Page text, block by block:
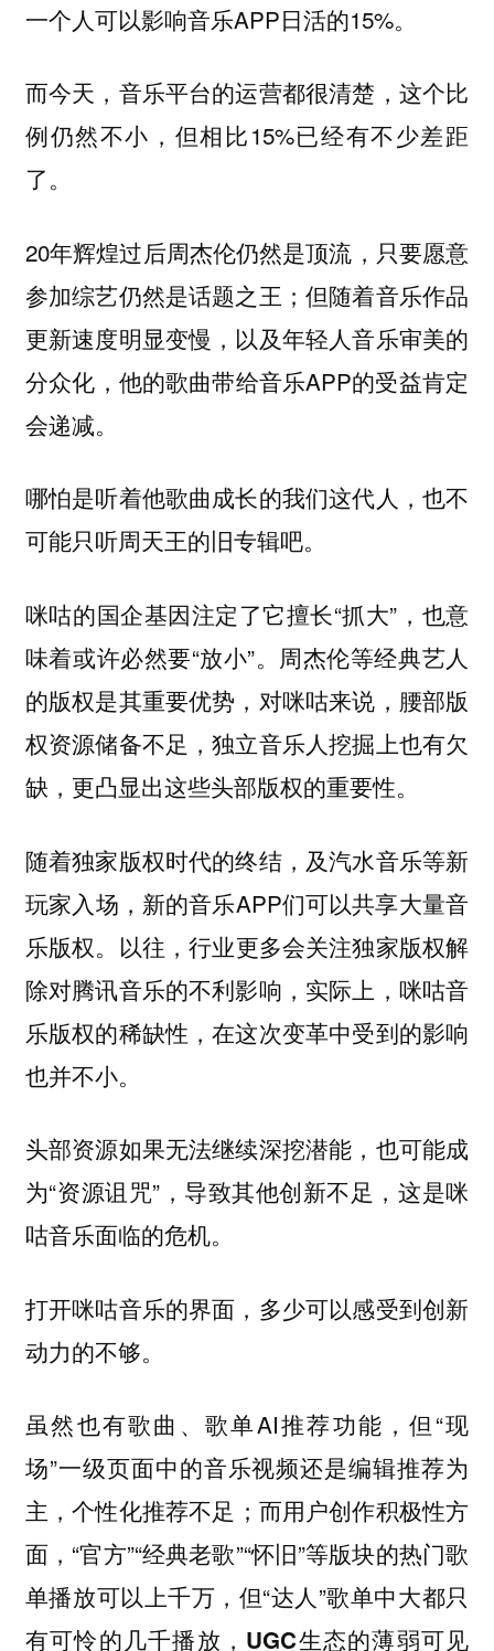
一个人可以影响音乐APP日活的15%。
而今天，音乐平台的运营都很清楚，这个比
例仍然不小，但相比15%已经有不少差距
了。
20年辉煌过后周杰伦仍然是顶流，只要愿意
参加综艺仍然是话题之王；但随着音乐作品
更新速度明显变慢，以及年轻人音乐审美的
分众化，他的歌曲带给音乐APP的受益肯定
会递减。
哪怕是听着他歌曲成长的我们这代人，也不
可能只听周天王的旧专辑吧。
咪咕的国企基因注定了它擅长“抓大”，也意
味着或许必然要“放小”。周杰伦等经典艺人
的版权是其重要优势，对咪咕来说，腰部版
权资源储备不足，独立音乐人挖掘上也有欠
缺，更凸显出这些头部版权的重要性。
随着独家版权时代的终结，及汽水音乐等新
玩家入场，新的音乐APP们可以共享大量音
乐版权。 以往，行业更多会关注独家版权解
除对腾讯音乐的不利影响，实际上，咪咕音
乐版权的稀缺性，在这次变革中受到的影响
也并不小。
头部资源如果无法继续深挖潜能，也可能成
为“资源诅咒”，导致其他创新不足，这是咪
咕音乐面临的危机。
打开咪咕音乐的界面，多少可以感受到创新
动力的不够。
虽然也有歌曲、歌单AI推荐功能，但“现
场”一级页面中的音乐视频还是编辑推荐为
主，个性化推荐不足 ；而用户创作积极性方
面，“官方”“经典老歌”“怀旧”等版块的热门歌
单播放可以上千万，但“达人”歌单中大都只
有可怜的几千播放， UGC生态的薄弱可见